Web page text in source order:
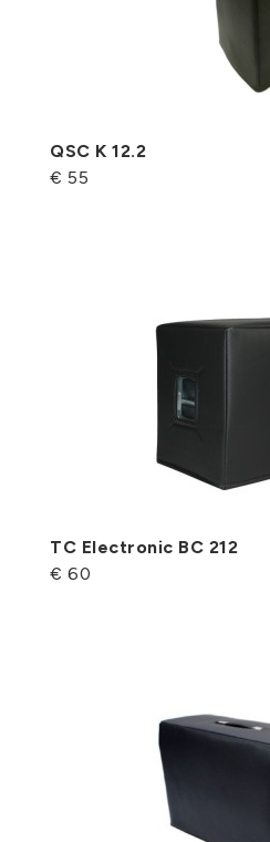
QSC K 12.2
€ 55
TC Electronic BC 212
€ 60